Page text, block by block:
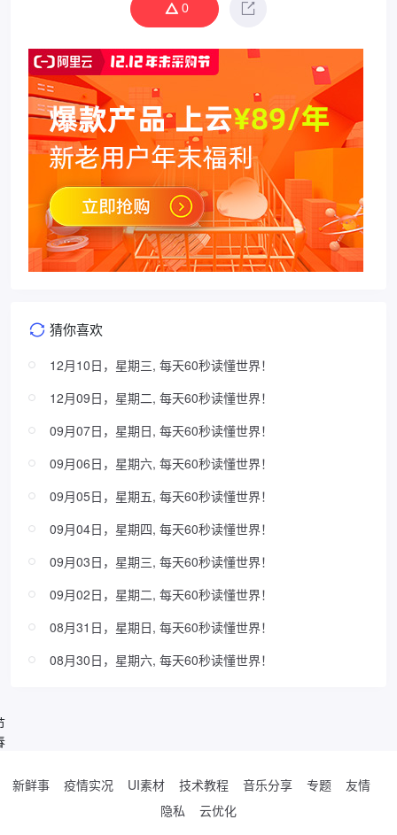
0
猜你喜欢
12月10日，星期三, 每天60秒读懂世界！
12月09日，星期二, 每天60秒读懂世界！
09月07日，星期日, 每天60秒读懂世界！
09月06日，星期六, 每天60秒读懂世界！
09月05日，星期五, 每天60秒读懂世界！
09月04日，星期四, 每天60秒读懂世界！
09月03日，星期三, 每天60秒读懂世界！
09月02日，星期二, 每天60秒读懂世界！
08月31日，星期日, 每天60秒读懂世界！
08月30日，星期六, 每天60秒读懂世界！
新鲜事 疫情实况 UI素材 技术教程 音乐分享 专题
友情
隐私
云优化